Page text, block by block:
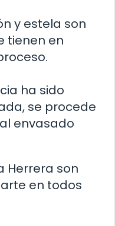
y estela son
tienen en
ha sido
se procede
envasado
Herrera son
en todos